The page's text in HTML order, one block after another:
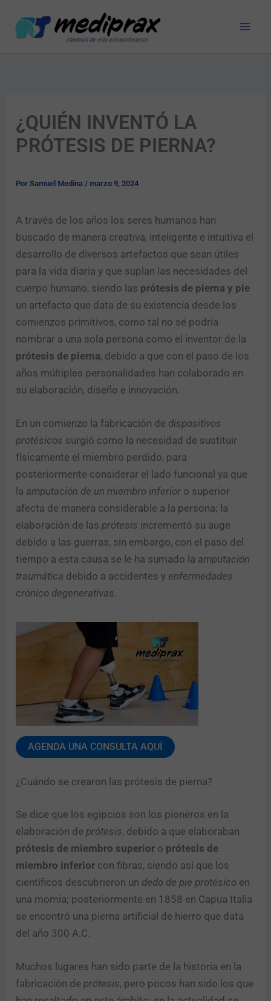
contenido
¿QUIÉN INVENTÓ LA
PRÓTESIS DE PIERNA?
PorSamuel Medina / marzo 9, 2024
A través de los años los seres humanos han
buscado de manera creativa, inteligente e intuitiva el
desarrollo de diversos artefactos que sean útiles
para la vida diaria y que suplan las necesidades del
cuerpo humano, siendo las prótesis de pierna y pie
un artefacto que data de su existencia desde los
comienzos primitivos, como tal no sé podría
nombrar a una sola persona como el inventor de la
prótesis de pierna, debido a que con el paso de los
años múltiples personalidades han colaborado en
su elaboración, diseño e innovación.
En un comienzo la fabricación de dispositivos
protésicos surgió como la necesidad de sustituir
físicamente el miembro perdido, para
posteriormente considerar el lado funcional ya que
la amputación de un miembro inferior o superior
afecta de manera considerable a la persona; la
elaboración de lasprótesis incrementó su auge
debido a las guerras, sin embargo, con el paso del
tiempo a esta causa se le ha sumado la amputación
traumática debido a accidentes y enfermedades
crónico degenerativas.
AGENDA UNA CONSULTA AQUÍ
¿Cuándo se crearon las prótesis de pierna?
Se dice que los egipcios son los pioneros en la
elaboración deprótesis, debido a que elaboraban
prótesis de miembro superior o prótesis de
miembro inferior con fibras, siendo así que los
científicos descubrieron un dedo de pie protésico en
una momia; posteriormente en 1858 en Capua Italia
se encontró una pierna artificial de hierro que data
del año 300 A.C.
Muchos lugares han sido parte de la historia en la
fabricación deprótesis, pero pocos han sido los que